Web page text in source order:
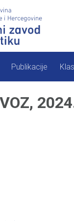
Publikacije